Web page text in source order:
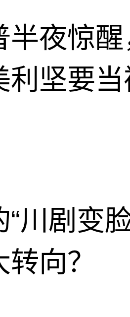
半夜惊
利坚要
“川剧变
向？